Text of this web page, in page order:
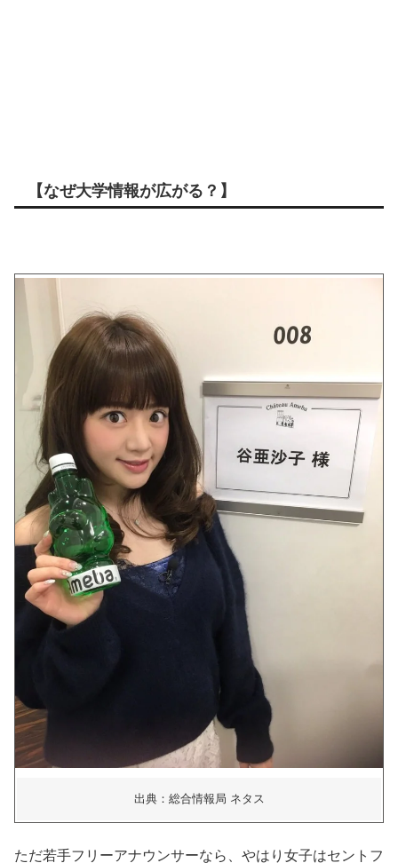
【なぜ大学情報が広がる？】
出典：総合情報局 ネタス
ただ若手フリーアナウンサーなら、やはり女子はセントフ